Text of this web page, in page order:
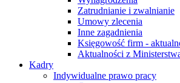
Zatrudnianie i zwalnianie
Umowy zlecenia
Inne zagadnienia
Księgowość firm -
Aktualności z
Kadry
Indywidualne prawo pracy